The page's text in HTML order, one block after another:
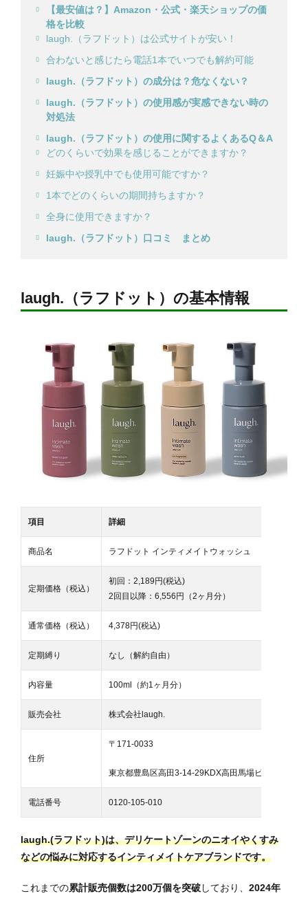
【最安値は？】Amazon・公式・楽天ショップの価
格を比較
laugh.（ラフドット）は公式サイトが安い！
合わないと感じたら電話1本でいつでも解約可能
laugh.（ラフドット）の成分は？危なくない？
laugh.（ラフドット）の使用感が実感できない時の
対処法
laugh.（ラフドット）の使用に関するよくあるQ＆A
どのくらいで効果を感じることができますか？
妊娠中や授乳中でも使用可能ですか？
1本でどのくらいの期間持ちますか？
全身に使用できますか？
laugh.（ラフドット）口コミ まとめ
laugh.（ラフドット）の基本情報
項目 詳細
商品名 ラフドット インティメイトウォッシュ
定期価格（税込）
初回：2,189円(税込)
2回目以降：6,556円（2ヶ月分）
通常価格（税込） 4,378円(税込)
定期縛り なし（解約自由）
内容量 100ml（約1ヶ月分）
販売会社 株式会社laugh.
住所
〒171-0033
東京都豊島区高田3-14-29KDX高田馬場ビル5階
電話番号 0120-105-010
laugh.(ラフドット)は、デリケートゾーンのニオイやくすみ
などの悩みに対応するインティメイトケアブランドです。
これまでの累計販売個数は200万個を突破しており、 2024年